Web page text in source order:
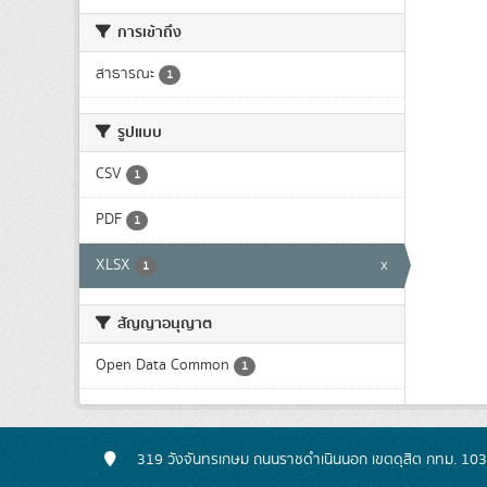
การเข้าถึง
สาธารณะ 1
รูปแบบ
CSV 1
PDF 1
XLSX 1 x
สัญญาอนุญาต
Open Data Common 1
319 วังจันทรเกษม ถนนราชดำเนินนอก เขตดุสิต กทม.